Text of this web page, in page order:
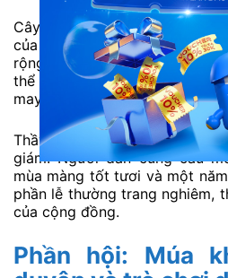
Cây nêu là biểu tượng quan
của người Mông. Cây
rộng, nơi diễn ra các nghi
thể treo bầu rượu, dải vải
may mắn.
Thầy cúng sẽ thực hiện nghi
giám. Người dân cùng cầu
mùa màng tốt tươi và một
phần lễ thường trang nghiêm,
của cộng đồng.
Phần hội: Múa